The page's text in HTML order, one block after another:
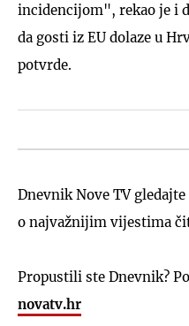
incidencijom", rekao je i
da gosti iz EU dolaze u
potvrde.
Dnevnik Nove TV gledajte
o najvažnijim vijestima
Propustili ste Dnevnik?
novatv.hr